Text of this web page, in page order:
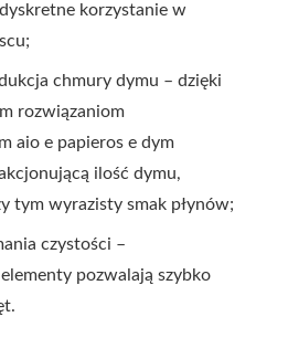
korzystanie w
chmury dymu – dzięki
rozwiązaniom
aio e papieros e dym
ilość dymu,
tym wyrazisty smak płynów;
czystości –
pozwalają szybko